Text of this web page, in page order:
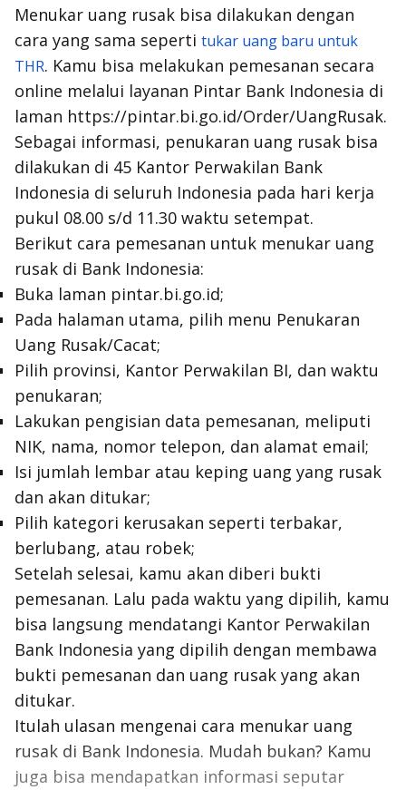
Menukar uang rusak bisa dilakukan dengan
cara yang sama seperti tukar uang baru untuk
THR. Kamu bisa melakukan pemesanan secara
online melalui layanan Pintar Bank Indonesia di
laman https://pintar.bi.go.id/Order/UangRusak.
Sebagai informasi, penukaran uang rusak bisa
dilakukan di 45 Kantor Perwakilan Bank
Indonesia di seluruh Indonesia pada hari kerja
pukul 08.00 s/d 11.30 waktu setempat.
Berikut cara pemesanan untuk menukar uang
rusak di Bank Indonesia:
Buka laman pintar.bi.go.id;
Pada halaman utama, pilih menu Penukaran
Uang Rusak/Cacat;
Pilih provinsi, Kantor Perwakilan BI, dan waktu
penukaran;
Lakukan pengisian data pemesanan, meliputi
NIK, nama, nomor telepon, dan alamat email;
Isi jumlah lembar atau keping uang yang rusak
dan akan ditukar;
Pilih kategori kerusakan seperti terbakar,
berlubang, atau robek;
Setelah selesai, kamu akan diberi bukti
pemesanan. Lalu pada waktu yang dipilih, kamu
bisa langsung mendatangi Kantor Perwakilan
Bank Indonesia yang dipilih dengan membawa
bukti pemesanan dan uang rusak yang akan
ditukar.
Itulah ulasan mengenai cara menukar uang
rusak di Bank Indonesia. Mudah bukan? Kamu
juga bisa mendapatkan informasi seputar